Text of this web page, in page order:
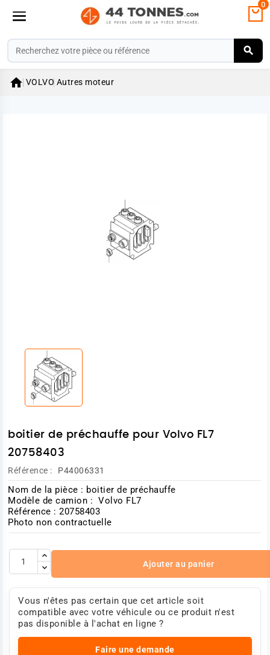
0
 VOLVO Autres moteur
boitier de préchauffe pour Volvo FL7
20758403
Référence : P44006331
Nom de la pièce : boitier de préchauffe
Modèle de camion : Volvo FL7
Référence : 20758403
Photo non contractuelle
Ajouter au panier
Vous n'êtes pas certain que cet article soit
compatible avec votre véhicule ou ce produit n'est
pas disponible à l'achat en ligne ?
Faire une demande